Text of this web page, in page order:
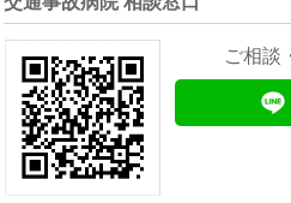
ご相談